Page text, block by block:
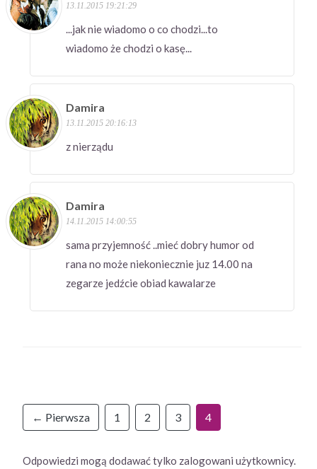
13.11.2015 19:21:29
...jak nie wiadomo o co chodzi...to
wiadomo że chodzi o kasę...
Damira
13.11.2015 20:16:13
z nierządu
Damira
14.11.2015 14:00:55
sama przyjemność ..mieć dobry humor od
rana no może niekoniecznie juz 14.00 na
zegarze jedźcie obiad kawalarze
← Pierwsza 1 2 3 4
Odpowiedzi mogą dodawać tylko zalogowani użytkownicy.